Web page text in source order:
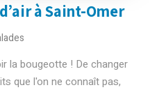
à Saint-Omer
la bougeotte ! De changer
que l'on ne connaît pas,